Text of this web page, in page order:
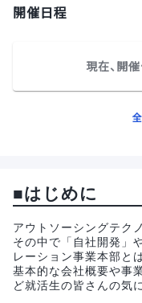
開催日程
現在、開
■はじめに
アウトソーシングテク
その中で「自社開発」
レーション事業本部と
基本的な会社概要や事
ど就活生の皆さんの気